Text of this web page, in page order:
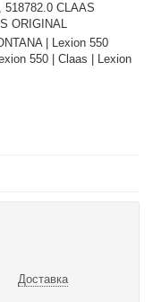
518782.0 CLAAS
ORIGINAL
| Lexion 550
550 | Claas | Lexion
Доставка